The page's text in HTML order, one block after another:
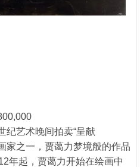
纪艺术晚间拍卖“呈献
家之一，贾蔼力梦境般的作品
年起，贾蔼力开始在绘画中